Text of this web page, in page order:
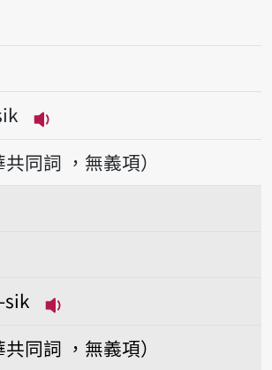
播放音讀kiàn-sik
共同詞 ，無義項）
sik
共同詞 ，無義項）